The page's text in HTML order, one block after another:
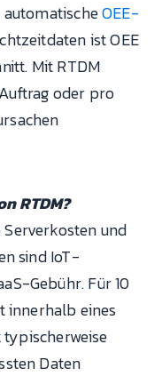
automatischeOEE-
ist OEE
Mit RTDM
oder pro
RTDM?
und
sind IoT-
Gebühr. Für 10
innerhalb eines
typischerweise
Daten